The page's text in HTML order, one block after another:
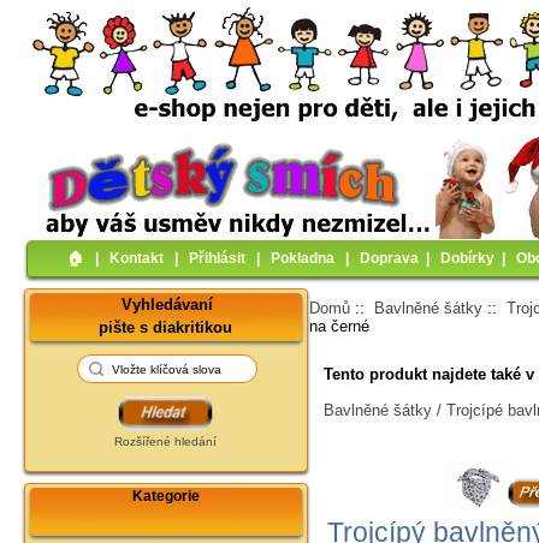
🏠︎ Kontakt Přihlásit Pokladna Doprava Dobírky
Vyhledávaní
pište s diakritikou
Rozšířené hledání
Kategorie
Domů :: Bavlněné šátky ::
na černé
Tento produkt najdete také
Bavlněné šátky / Trojcípé
Trojcípý